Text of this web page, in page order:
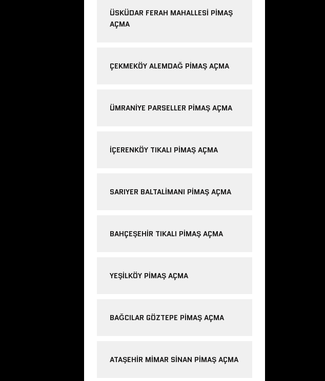
ÜSKÜDAR FERAH MAHALLESI PIMAŞ
AÇMA
ÇEKMEKÖY ALEMDAĞ PIMAŞ AÇMA
ÜMRANIYE PARSELLER PIMAŞ AÇMA
IÇERENKÖY TIKALI PIMAŞ AÇMA
SARIYER BALTALIMANI PIMAŞ AÇMA
BAHÇEŞEHIR TIKALI PIMAŞ AÇMA
YEŞILKÖY PIMAŞ AÇMA
BAĞCILAR GÖZTEPE PIMAŞ AÇMA
ATAŞEHIR MIMAR SINAN PIMAŞ AÇMA